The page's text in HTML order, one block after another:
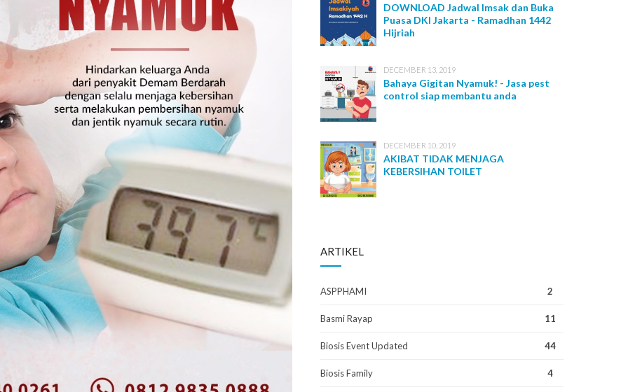
DOWNLOAD Jadwal Imsak dan Buka
Puasa DKI Jakarta - Ramadhan 1442
Hijriah
DECEMBER 13, 2019
Bahaya Gigitan Nyamuk! - Jasa pest
control siap membantu anda
DECEMBER 10, 2019
AKIBAT TIDAK MENJAGA
KEBERSIHAN TOILET
ARTIKEL
ASPPHAMI 2
Basmi Rayap 11
Biosis Event Updated 44
Biosis Family 4